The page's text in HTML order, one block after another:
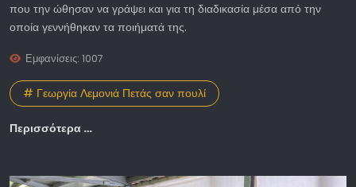
που την ώθησαν να γράψει και για τη διαδικασία μέσα από την
οποία γεννήθηκαν τα ποιήματά της.
Εμφανίσεις: 1007
# Γεωργία Λεμονιά Πετάς σαν πουλί
Περισσότερα …